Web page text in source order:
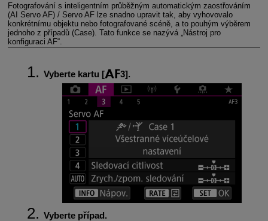
Fotografování s inteligentním průběžným automatickým zaostřováním
(AI Servo AF) / Servo AF lze snadno upravit tak, aby vyhovovalo
konkrétnímu objektu nebo fotografované scéně, a to pouhým výběrem
jednoho z případů (Case). Tato funkce se nazývá „Nástroj pro
konfiguraci AF“.
Vyberte kartu [ 3].
Vyberte případ.